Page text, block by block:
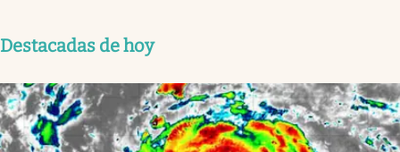
Destacadas de hoy